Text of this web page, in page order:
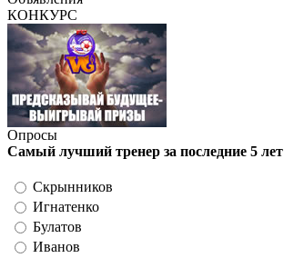
КОНКУРС
Опросы
Самый лучший тренер за последние 5 лет
Скрынников
Игнатенко
Булатов
Иванов